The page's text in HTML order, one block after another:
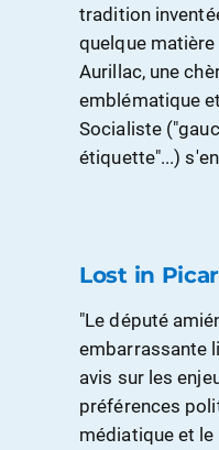
tradition
quelque
Aurillac, une
emblématique
Socialiste
étiquette"...)
Lost in
"Le député
embarrassante
avis sur les
préférences
médiatique et